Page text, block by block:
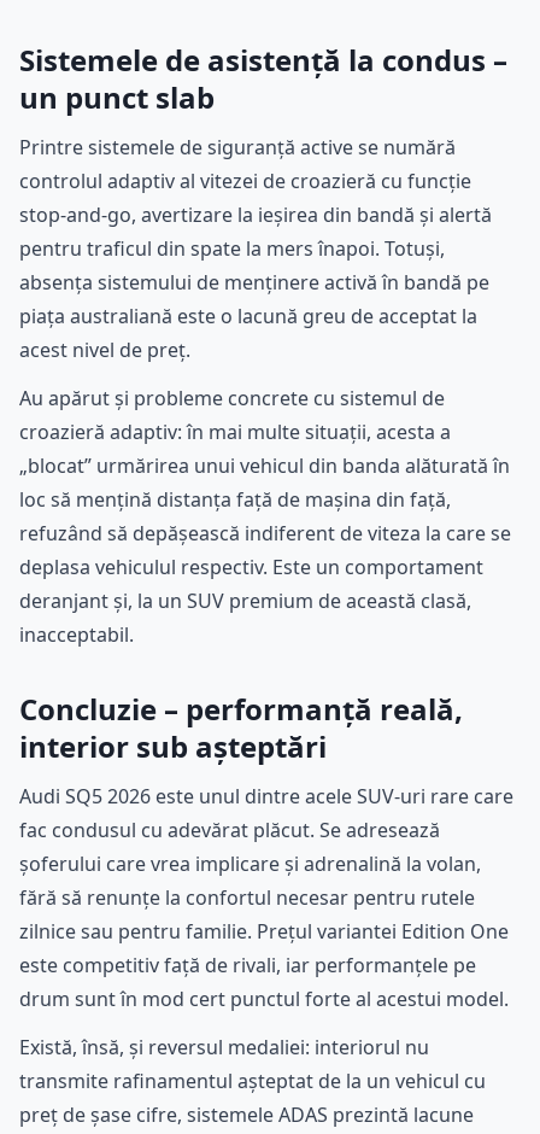
Sistemele de asistență la condus –
un punct slab
Printre sistemele de siguranță active se numără
controlul adaptiv al vitezei de croazieră cu funcție
stop-and-go, avertizare la ieșirea din bandă și alertă
pentru traficul din spate la mers înapoi. Totuși,
absența sistemului de menținere activă în bandă pe
piața australiană este o lacună greu de acceptat la
acest nivel de preț.
Au apărut și probleme concrete cu sistemul de
croazieră adaptiv: în mai multe situații, acesta a
„blocat” urmărirea unui vehicul din banda alăturată în
loc să mențină distanța față de mașina din față,
refuzând să depășească indiferent de viteza la care se
deplasa vehiculul respectiv. Este un comportament
deranjant și, la un SUV premium de această clasă,
inacceptabil.
Concluzie – performanță reală,
interior sub așteptări
Audi SQ5 2026 este unul dintre acele SUV-uri rare care
fac condusul cu adevărat plăcut. Se adresează
șoferului care vrea implicare și adrenalină la volan,
fără să renunțe la confortul necesar pentru rutele
zilnice sau pentru familie. Prețul variantei Edition One
este competitiv față de rivali, iar performanțele pe
drum sunt în mod cert punctul forte al acestui model.
Există, însă, și reversul medaliei: interiorul nu
transmite rafinamentul așteptat de la un vehicul cu
preț de șase cifre, sistemele ADAS prezintă lacune